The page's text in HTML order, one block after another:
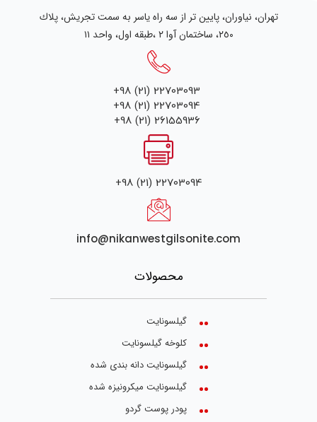
تهران، نياوران، پایین تر از سه راه یاسر به سمت تجریش، پلاك
٢٥٠، ساختمان آوا ۲ ،طبقه اول، واحد ۱۱
+98 (21) 22703093
+98 (21) 22703094
+98 (21) 26155936
+98 (21) 22703094
info@nikanwestgilsonite.com
محصولات
گیلسونایت
کلوخه گیلسونایت
گیلسونایت دانه بندی شده
گیلسونایت میکرونیزه شده
پودر پوست گردو